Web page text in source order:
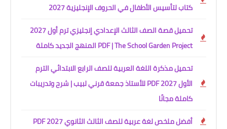
كتاب لتأسيس الأطفال في الحروف الإنجليزية 2027
تحميل قصة الصف الثالث الإعدادي إنجليزي ترم أول 2027
PDF | The School Garden Project المنهج الجديد كاملة
تحميل مذكرة اللغة العربية للصف الرابع الابتدائي الترم
الأول 2027 PDF للأستاذ جمعة قرني لبيب | شرح وتدريبات
كاملة مجانًا
أفضل ملخص لغة عربية للصف الثالث الثانوي 2027 PDF